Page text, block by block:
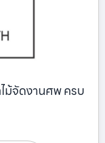
ม้จัดงานศพ ครบ